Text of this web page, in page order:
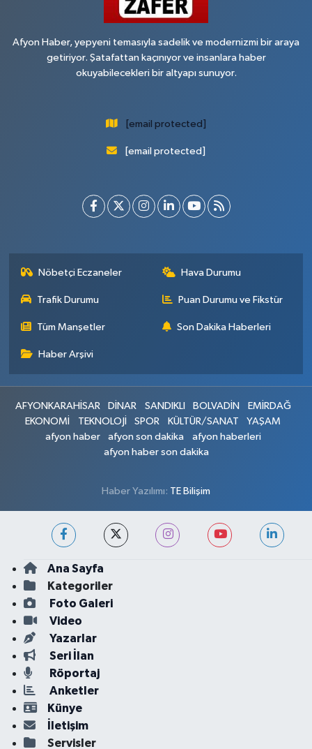
Afyon Haber, yepyeni temasıyla sadelik ve modernizmi bir araya
getiriyor. Şatafattan kaçınıyor ve insanlara haber
okuyabilecekleri bir altyapı sunuyor.
[email protected]
[email protected]
Nöbetçi Eczaneler Hava Durumu
Trafik Durumu Puan Durumu ve Fikstür
Tüm Manşetler Son Dakika Haberleri
Haber Arşivi
AFYONKARAHİSAR DİNAR SANDIKLI BOLVADİN
EMİRDAĞ
EKONOMİ
TEKNOLOJİ SPOR KÜLTÜR/SANAT
YAŞAM
afyon haber
afyon son dakika
afyon haberleri
afyon haber son dakika
Haber Yazılımı: TE Bilişim
Ana Sayfa
Kategoriler
Foto Galeri
Video
Yazarlar
Seri İlan
Röportaj
Anketler
Künye
İletişim
Servisler